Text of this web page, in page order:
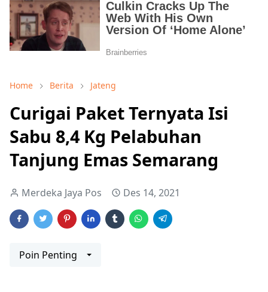
Home Berita Jateng
Curigai Paket Ternyata Isi
Sabu 8,4 Kg Pelabuhan
Tanjung Emas Semarang
Merdeka Jaya Pos Des 14, 2021
Poin Penting